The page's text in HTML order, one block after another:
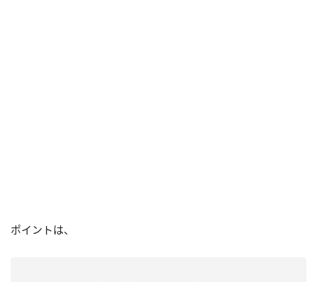
ポイントは、